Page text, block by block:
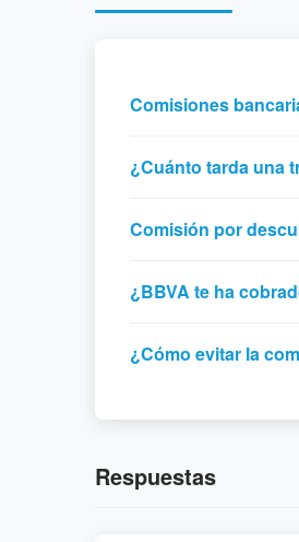
Comisiones
¿Cuánto tarda una
Comisión por
¿BBVA te ha
¿Cómo evitar la
Respuestas